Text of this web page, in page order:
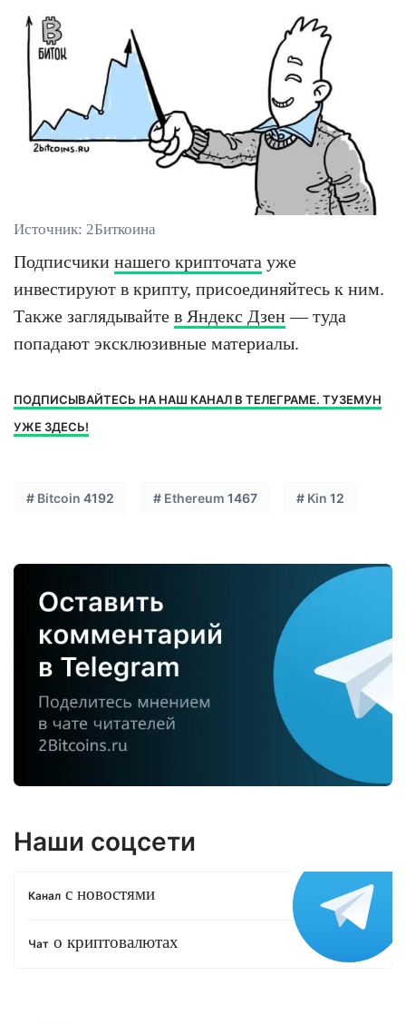
Источник: 2Биткоина
Подписчики нашего крипточата уже
инвестируют в крипту, присоединяйтесь к ним.
Также заглядывайте в Яндекс Дзен — туда
попадают эксклюзивные материалы.
ПОДПИСЫВАЙТЕСЬ НА НАШ КАНАЛ В ТЕЛЕГРАМЕ. ТУЗЕМУН
УЖЕ ЗДЕСЬ!
# Bitcoin 4192 # Ethereum 1467 # Kin 12
Наши соцсети
Канал с новостями
Чат о криптовалютах